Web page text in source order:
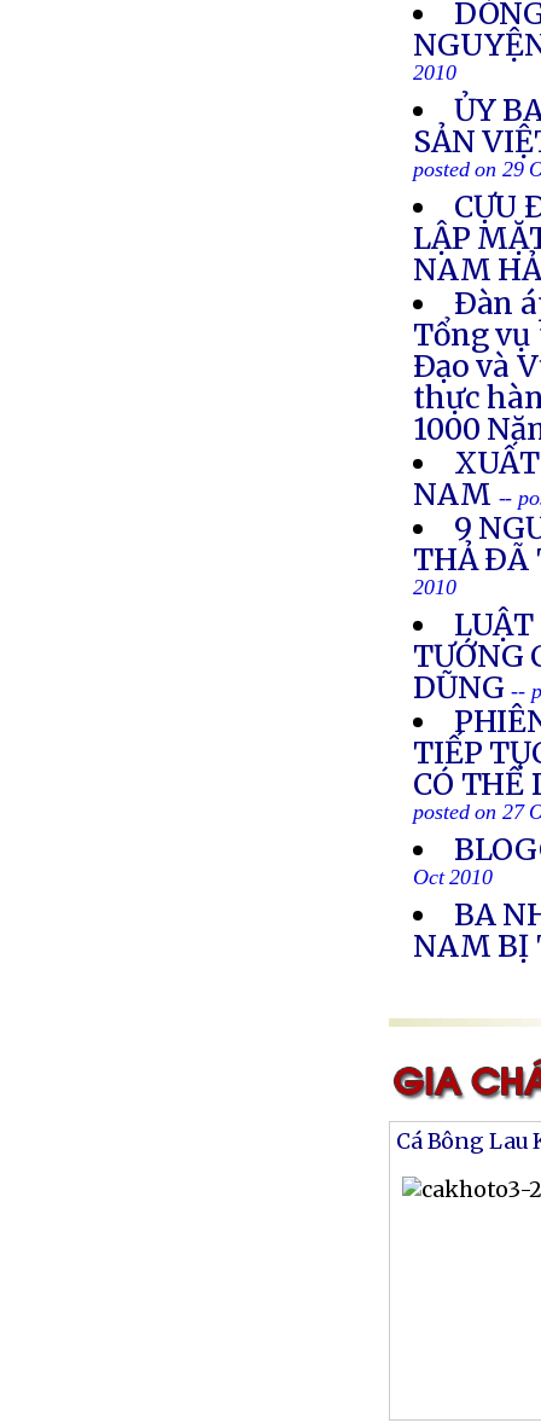
2010
ỦY
SẢN
posted on 29
CỰU
LẬP
NAM
Ðàn
Tổng
Ðạo và
thực
1000
NAM --
9
THẢ ÐÃ
2010
TƯỚNG
DŨNG --
TIẾP
CÓ THỂ
posted on 27
Oct 2010
BA
NAM BỊ
Cá Bông Lau